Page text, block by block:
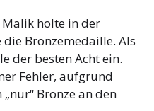
Malik holte in der
die Bronzemedaille. Als
der besten Acht ein.
Fehler, aufgrund
Bronze an den